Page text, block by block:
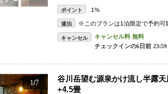
ポイント 1%
連泊 ※このプランは1泊限定で予約可
キャンセル
1/7
谷川岳望む源泉かけ流し半露
+4.5畳